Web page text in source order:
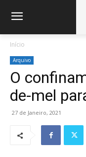
Início
Arquivo
O
de-mel
27 de Janeiro, 2021